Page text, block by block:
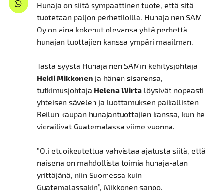
Hunaja on siitä sympaattinen tuote, että sitä
tuotetaan paljon perhetiloilla. Hunajainen SAM
Oy on aina kokenut olevansa yhtä perhettä
hunajan tuottajien kanssa ympäri maailman.
Tästä syystä Hunajainen SAMin kehitysjohtaja
Heidi Mikkonen ja hänen sisarensa,
tutkimusjohtaja Helena Wirtalöysivät nopeasti
yhteisen sävelen ja luottamuksen paikallisten
Reilun kaupan hunajantuottajien kanssa, kun he
vierailivat Guatemalassa viime vuonna.
”Oli etuoikeutettua vahvistaa ajatusta siitä, että
naisena on mahdollista toimia hunaja-alan
yrittäjänä, niin Suomessa kuin
Guatemalassakin”, Mikkonen sanoo.